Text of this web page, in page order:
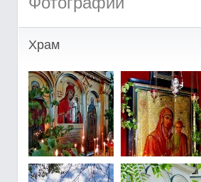
Храм